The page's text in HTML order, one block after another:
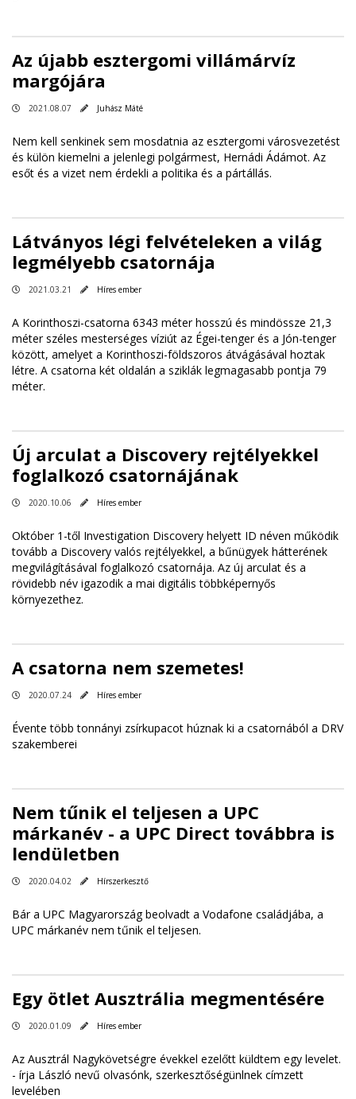
Az újabb esztergomi villámárvíz
margójára
2021.08.07 Juhász Máté
Nem kell senkinek sem mosdatnia az esztergomi városvezetést
és külön kiemelni a jelenlegi polgármest, Hernádi Ádámot. Az
esőt és a vizet nem érdekli a politika és a pártállás.
Látványos légi felvételeken a világ
legmélyebb csatornája
2021.03.21 Híres ember
A Korinthoszi-csatorna 6343 méter hosszú és mindössze 21,3
méter széles mesterséges víziút az Égei-tenger és a Jón-tenger
között, amelyet a Korinthoszi-földszoros átvágásával hoztak
létre. A csatorna két oldalán a sziklák legmagasabb pontja 79
méter.
Új arculat a Discovery rejtélyekkel
foglalkozó csatornájának
2020.10.06 Híres ember
Október 1-től Investigation Discovery helyett ID néven működik
tovább a Discovery valós rejtélyekkel, a bűnügyek hátterének
megvilágításával foglalkozó csatornája. Az új arculat és a
rövidebb név igazodik a mai digitális többképernyős
környezethez.
A csatorna nem szemetes!
2020.07.24 Híres ember
Évente több tonnányi zsírkupacot húznak ki a csatornából a DRV
szakemberei
Nem tűnik el teljesen a UPC
márkanév - a UPC Direct továbbra is
lendületben
2020.04.02 Hírszerkesztő
Bár a UPC Magyarország beolvadt a Vodafone családjába, a
UPC márkanév nem tűnik el teljesen.
Egy ötlet Ausztrália megmentésére
2020.01.09 Híres ember
Az Ausztrál Nagykövetségre évekkel ezelőtt küldtem egy levelet.
- írja László nevű olvasónk, szerkesztőségünlnek címzett
levelében